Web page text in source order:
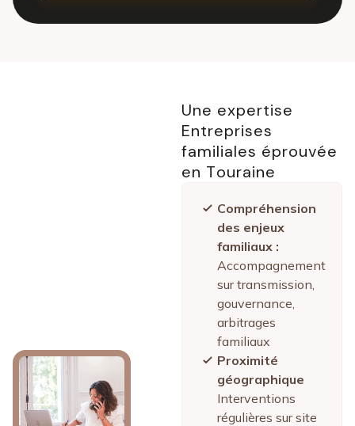
Une expertise
Entreprises
familiales éprouvée
en Touraine
Compréhension
des enjeux
familiaux :
Accompagnement
sur transmission,
gouvernance,
arbitrages
familiaux
Proximité
géographique
Interventions
régulières sur site